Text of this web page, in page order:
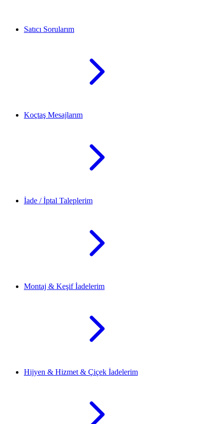
Satıcı Sorularım
Koçtaş Mesajlarım
İade / İptal Taleplerim
Montaj & Keşif İadelerim
Hijyen & Hizmet & Çiçek İadelerim